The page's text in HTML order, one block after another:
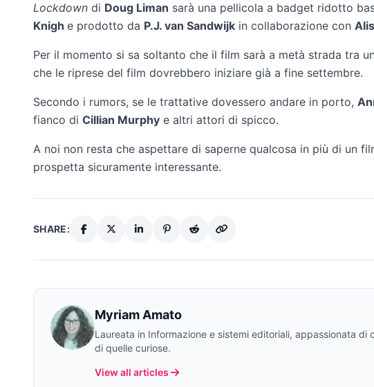
Lockdown di Doug Liman sarà una pellicola a badget ridotto
Knigh e prodotto da P.J. van Sandwijk in collaborazione con
Per il momento si sa soltanto che il film sarà a metà strada tra
che le riprese del film dovrebbero iniziare già a fine settembre.
Secondo i rumors, se le trattative dovessero andare in porto,
fianco di Cillian Murphy e altri attori di spicco.
A noi non resta che aspettare di saperne qualcosa in più di un
prospetta sicuramente interessante.
SHARE:
Myriam Amato
Laureata in Informazione e sistemi editoriali, appassionata
di quelle curiose.
View all articles